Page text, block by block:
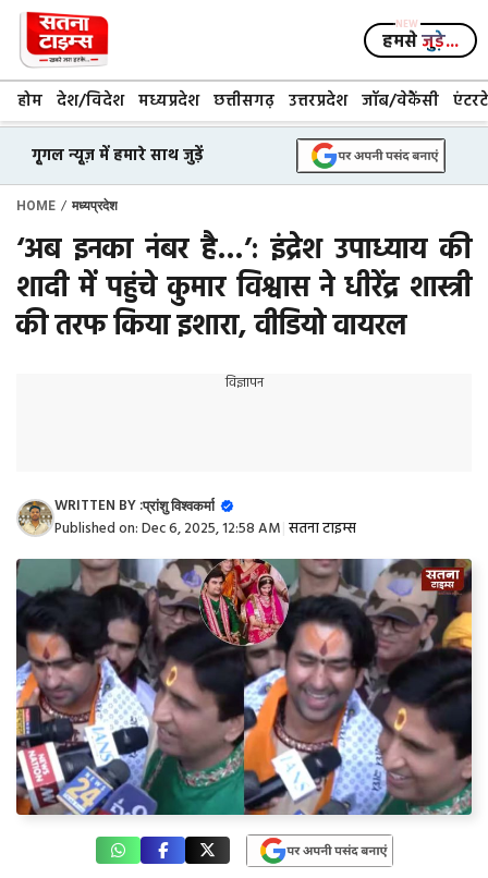
Skip
content
हमसेजुड़े...
होम देश/विदेश मध्यप्रदेश छत्तीसगढ़ उत्तरप्रदेश जॉब/वेकैंसी
गूगल न्यूज़ में हमारे साथ जुड़ें
HOME / मध्यप्रदेश
‘अब इनका नंबर है…’: इंद्रेश उपाध्याय की
शादी में पहुंचे कुमार विश्वास ने धीरेंद्र शास्त्री
की तरफ किया इशारा, वीडियो वायरल
विज्ञापन
WRITTEN BY :प्रांशु विश्वकर्मा
Published on:Dec 6, 2025, 12:58 AM सतना टाइम्स